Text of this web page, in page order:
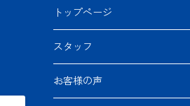
トップページ
スタッフ
お客様の声